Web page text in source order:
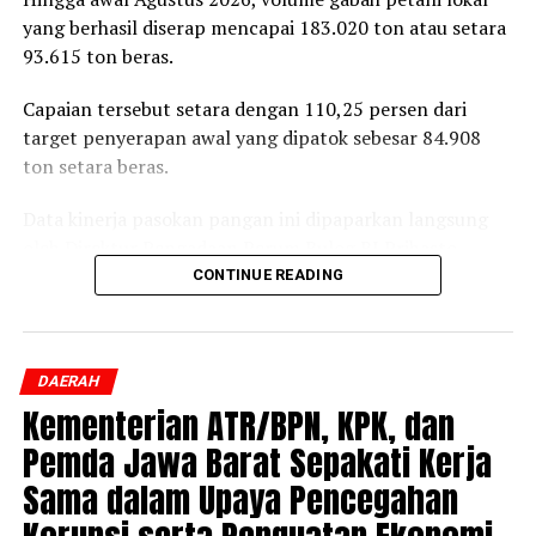
yang berhasil diserap mencapai 183.020 ton atau setara
93.615 ton beras.
Capaian tersebut setara dengan 110,25 persen dari
target penyerapan awal yang dipatok sebesar 84.908
ton setara beras.
Setyanto saat beraudiensi dengan Bupati Jember
penstabilan harga di tingkat produsen, pengelolaan
cadangan beras, hingga skema perlindungan
pendapatan petani lokal.
Direktur Pengadaan Bulog RI, Prihasto Setyanto,
menyampaikan bahwa tingginya angka penyerapan
CONTINUE READING
DAERAH
Kementerian ATR/BPN, KPK, dan
Pemda Jawa Barat Sepakati Kerja
Sama dalam Upaya Pencegahan